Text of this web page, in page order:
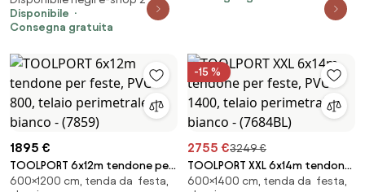
Disponibile
Consegna gratuita
1895 €
TOOLPORT 6x12m tendone per
feste, PVC 800, telaio
600×1200 cm, tenda da festa,
-15 %
2755 €3249 €
TOOLPORT XXL 6x14m tendone
per feste, PVC 1400, telaio
600×1400 cm, tenda da festa,